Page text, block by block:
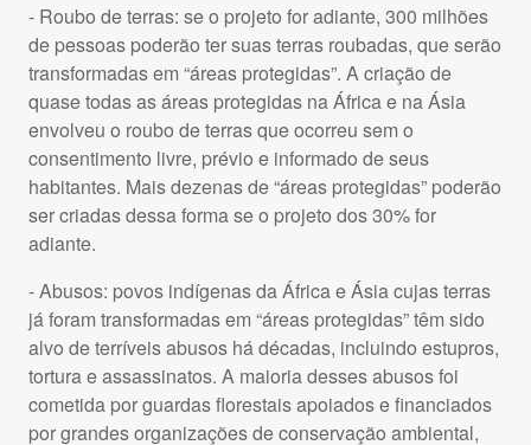
- Roubo de terras: se o projeto for adiante, 300 milhões
de pessoas poderão ter suas terras roubadas, que serão
transformadas em “áreas protegidas”. A criação de
quase todas as áreas protegidas na África e na Ásia
envolveu o roubo de terras que ocorreu sem o
consentimento livre, prévio e informado de seus
habitantes. Mais dezenas de “áreas protegidas” poderão
ser criadas dessa forma se o projeto dos 30% for
adiante.
- Abusos: povos indígenas da África e Ásia cujas terras
já foram transformadas em “áreas protegidas” têm sido
alvo de terríveis abusos há décadas, incluindo estupros,
tortura e assassinatos. A maioria desses abusos foi
cometida por guardas florestais apoiados e financiados
por grandes organizações de conservação ambiental,